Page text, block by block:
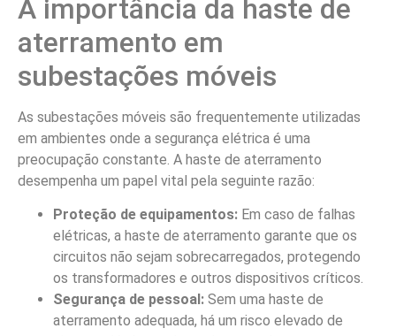
A importância da haste de
aterramento em
subestações móveis
As subestações móveis são frequentemente utilizadas
em ambientes onde a segurança elétrica é uma
preocupação constante. A haste de aterramento
desempenha um papel vital pela seguinte razão:
Proteção de equipamentos: Em caso de falhas
elétricas, a haste de aterramento garante que os
circuitos não sejam sobrecarregados, protegendo
os transformadores e outros dispositivos críticos.
Segurança de pessoal: Sem uma haste de
aterramento adequada, há um risco elevado de